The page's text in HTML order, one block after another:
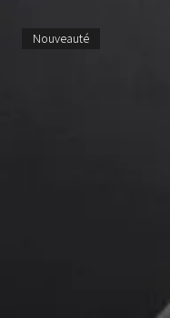
Nouveauté